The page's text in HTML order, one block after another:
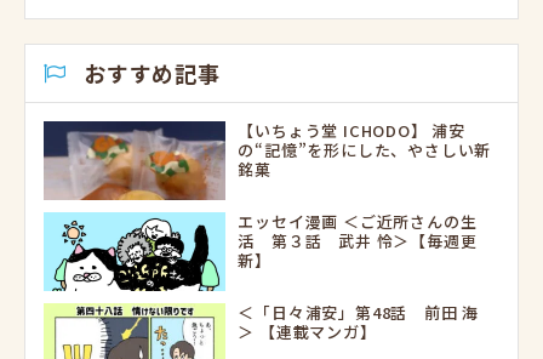
おすすめ記事
【いちょう堂 ICHODO】 浦安
の“記憶”を形にした、やさしい新
銘菓
エッセイ漫画 ＜ご近所さんの生
活 第３話 武井 怜＞【毎週更
新】
＜「日々浦安」第48話 前田 海
＞ 【連載マンガ】